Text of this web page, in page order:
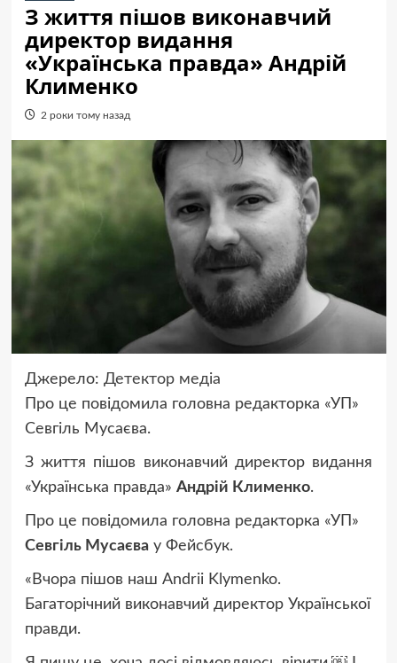
З життя пішов виконавчий
директор видання
«Українська правда» Андрій
Клименко
2 роки тому назад
Джерело: Детектор медіа
Про це повідомила головна редакторка «УП»
Севгіль Мусаєва.
З життя пішов виконавчий директор видання
«Українська правда» Андрій Клименко.
Про це повідомила головна редакторка «УП»
Севгіль Мусаєвау Фейсбук.
« Вчора пішов наш Andrii Klymenko.
Багаторічний виконавчий директор Української
правди.